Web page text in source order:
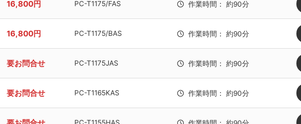
16,800円 PC-T1175/FAS 作業時間： 約90分
16,800円 PC-T1175/BAS 作業時間： 約90分
要お問合せ PC-T1175JAS 作業時間： 約90分
要お問合せ PC-T1165KAS 作業時間： 約90分